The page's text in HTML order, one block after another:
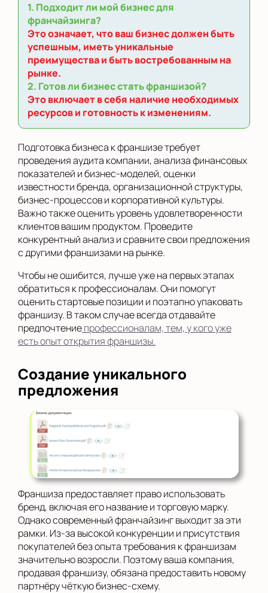
1. Подходит ли мой бизнес для
франчайзинга?
Это означает, что ваш бизнес должен быть
успешным, иметь уникальные
преимущества и быть востребованным на
рынке.
2. Готов ли бизнес стать франшизой?
Это включает в себя наличие необходимых
ресурсов и готовность к изменениям.
Подготовка бизнеса к франшизе требует
проведения аудита компании, анализа финансовых
показателей и бизнес-моделей, оценки
известности бренда, организационной структуры,
бизнес-процессов и корпоративной культуры.
Важно также оценить уровень удовлетворенности
клиентов вашим продуктом. Проведите
конкурентный анализ и сравните свои предложения
с другими франшизами на рынке.
Чтобы не ошибится, лучше уже на первых этапах
обратиться к профессионалам. Они помогут
оценить стартовые позиции и поэтапно упаковать
франшизу. В таком случае всегда отдавайте
предпочтениепрофессионалам, тем, у кого уже
есть опыт открытия франшизы.
Создание уникального
предложения
Франшиза предоставляет право использовать
бренд, включая его название и торговую марку.
Однако современный франчайзинг выходит за эти
рамки. Из-за высокой конкуренции и присутствия
покупателей без опыта требования к франшизам
значительно возросли. Поэтому ваша компания,
продавая франшизу, обязана предоставить новому
партнёру чёткую бизнес-схему.